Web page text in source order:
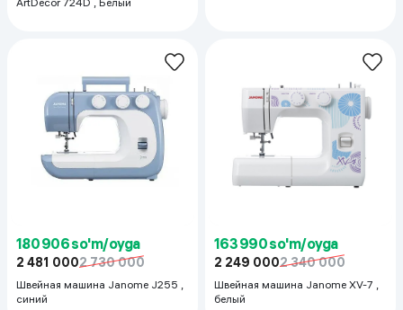
180 906 so'm/oyga
2 481 0002 730 000
синий
163 990 so'm/oyga
2 249 0002 340 000
белый